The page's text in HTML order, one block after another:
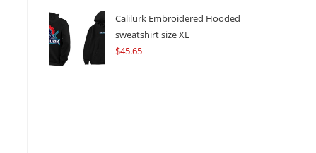
Calilurk Embroidered Hooded
sweatshirt size XL
$45.65